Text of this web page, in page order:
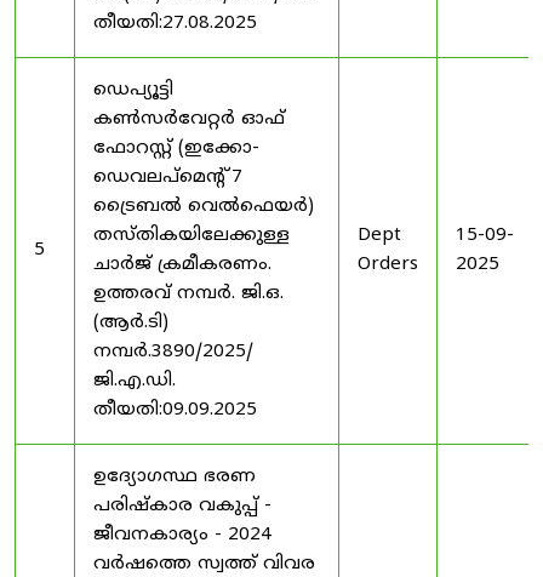
തീയതി:27.08.2025
5
ഡെപ്യൂട്ടി
കൺസർവേറ്റർ ഓഫ്
ഫോറസ്റ്റ് (ഇക്കോ-
ഡെവലപ്മെന്റ് 7
ട്രൈബൽ വെൽഫെയർ)
തസ്തികയിലേക്കുള്ള
ചാർജ് ക്രമീകരണം.
ഉത്തരവ് നമ്പർ. ജി.ഒ.
(ആർ.ടി)
നമ്പർ.3890/2025/
ജി.എ.ഡി.
തീയതി:09.09.2025
Dept
Orders
15-09-
2025
ഉദ്യോഗസ്ഥ ഭരണ
പരിഷ്കാര വകുപ്പ് -
ജീവനകാര്യം - 2024
വർഷത്തെ സ്വത്ത് വിവര